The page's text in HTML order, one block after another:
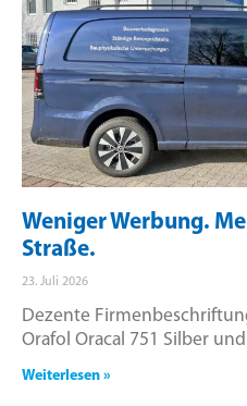
Weniger Werbung.
Straße.
23. Juli 2026
Dezente
Orafol Oracal 751 Silber
Weiterlesen »